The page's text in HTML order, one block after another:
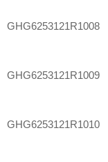
GHG6253121R1008
GHG6253121R1009
GHG6253121R1010